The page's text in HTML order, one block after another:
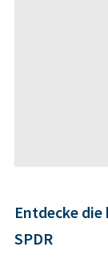
Entdecke
SPDR